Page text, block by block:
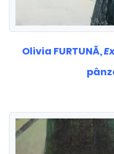
Olivia FURTUNĂ,